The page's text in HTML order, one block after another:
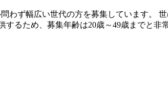
わず幅広い世代の方を募集しています。
るため、募集年齢は20歳～49歳までと非